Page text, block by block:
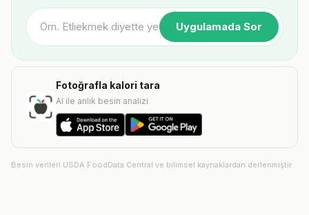
Uygulamada Sor
Fotoğrafla kalori tara
AI ile anlık besin analizi
Besin verileri USDA FoodData Central ve bilimsel kaynaklardan derlenmiştir.